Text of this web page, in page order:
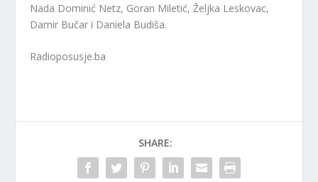
Nada Dominić Netz, Goran Miletić, Željka Leskovac,
Damir Bučar i Daniela Budiša.
Radioposusje.ba
SHARE: